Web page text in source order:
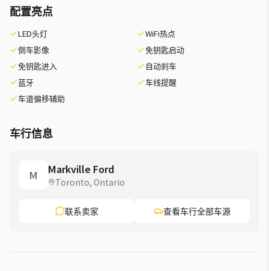
配置亮点
LED头灯
WiFi热点
倒车影像
免钥匙启动
免钥匙进入
自动刹车
蓝牙
车线提醒
车道偏移辅助
车行信息
M Markville Ford
Toronto, Ontario
联系卖家 查看车行全部车源